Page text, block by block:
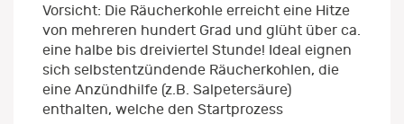
Vorsicht: Die Räucherkohle erreicht eine Hitze
von mehreren hundert Grad und glüht über ca.
eine halbe bis dreiviertel Stunde! Ideal eignen
sich selbstentzündende Räucherkohlen, die
eine Anzündhilfe (z.B. Salpetersäure)
enthalten, welche den Startprozess